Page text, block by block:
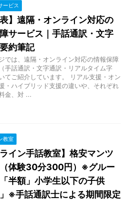
ービス
表】遠隔・オンライン対応の
サービス｜手話通訳・文字
約筆記
では、遠隔・オンライン対応の情報保障
手話通訳・文字通訳・リアルタイム字
てご紹介しています。 リアル支援・オン
・ハイブリッド支援の違いや、それぞれ
金、対 ...
教室
ライン手話教室】格安マンツ
体験30分300円）※グルー
半額」小学生以下の子供
」※手話通訳士による期間限定